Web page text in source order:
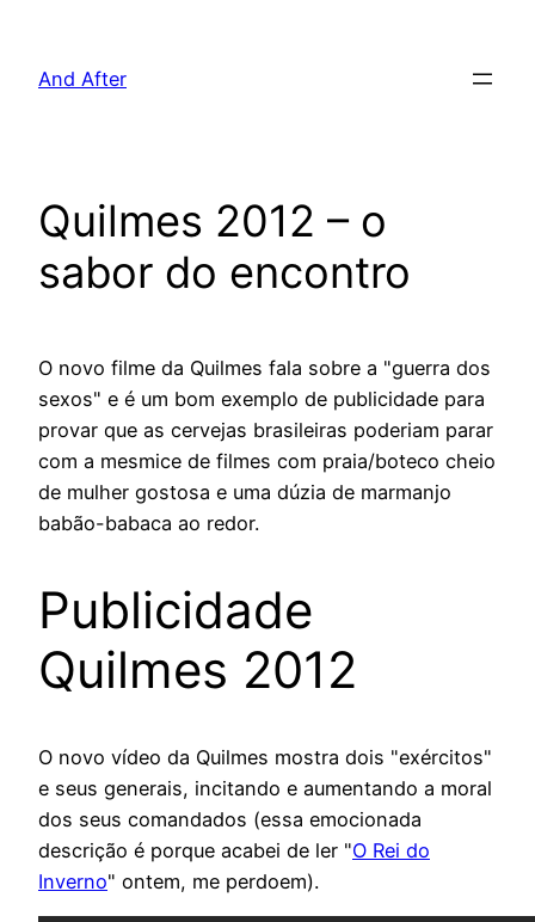
And After
Quilmes 2012 – o
sabor do encontro
O novo filme da Quilmes fala sobre a "guerra dos
sexos" e é um bom exemplo de publicidade para
provar que as cervejas brasileiras poderiam parar
com a mesmice de filmes com praia/boteco cheio
de mulher gostosa e uma dúzia de marmanjo
babão-babaca ao redor.
Publicidade
Quilmes 2012
O novo vídeo da Quilmes mostra dois "exércitos"
e seus generais, incitando e aumentando a moral
dos seus comandados (essa emocionada
descrição é porque acabei de ler "O Rei do
Inverno" ontem, me perdoem).